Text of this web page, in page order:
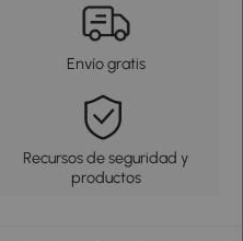
Envío gratis
Recursos de seguridad y
productos